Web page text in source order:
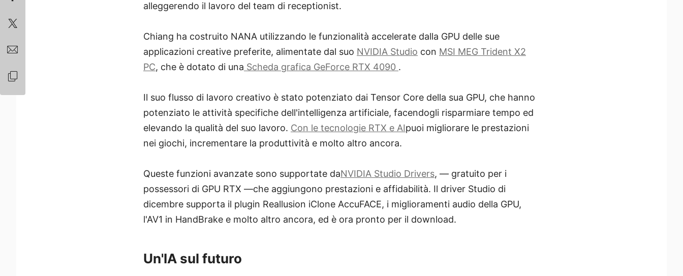
alleggerendo il lavoro del team di receptionist.
Chiang ha costruito NANA utilizzando le funzionalità accelerate dalla GPU delle sue
applicazioni creative preferite, alimentate dal suo NVIDIA Studio con MSI MEG Trident X2
PC, che è dotato di una Scheda grafica GeForce RTX 4090 .
Il suo flusso di lavoro creativo è stato potenziato dai Tensor Core della sua GPU, che hanno
potenziato le attività specifiche dell'intelligenza artificiale, facendogli risparmiare tempo ed
elevando la qualità del suo lavoro. Con le tecnologie RTX e AIpuoi migliorare le prestazioni
nei giochi, incrementare la produttività e molto altro ancora.
Queste funzioni avanzate sono supportate daNVIDIA Studio Drivers, — gratuito per i
possessori di GPU RTX —che aggiungono prestazioni e affidabilità. Il driver Studio di
dicembre supporta il plugin Reallusion iClone AccuFACE, i miglioramenti audio della GPU,
l'AV1 in HandBrake e molto altro ancora, ed è ora pronto per il download.
Un'IA sul futuro